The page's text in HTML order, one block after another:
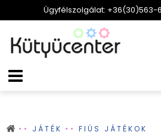
Ügyfélszolgálat: +36(30)563-
JÁTÉK
FIÚS JÁTÉKOK